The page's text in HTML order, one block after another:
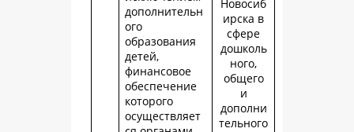
дополнительн
ого
образования
детей,
финансовое
обеспечение
которого
осуществляет
Новосиб
ирска в
сфере
дошколь
ного,
общего
и
дополни
тельного